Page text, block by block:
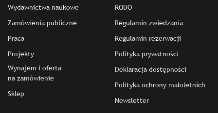
Wydawnictwa naukowe
Zamówienia publiczne
Praca
Projekty
Wynajem i oferta
na zamówienie
Sklep
RODO
Regulamin zwiedzania
Regulamin rezerwacji
Polityka prywatności
Deklaracja dostępności
Polityka ochrony małoletnich
Newsletter